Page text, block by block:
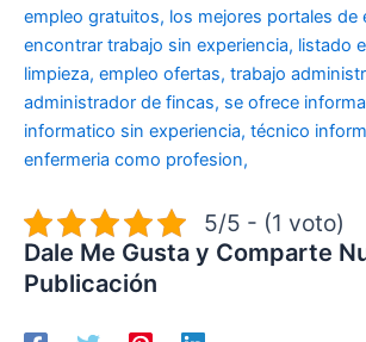
empleo gratuitos, los mejores portales de
encontrar trabajo sin experiencia, listado
limpieza, empleo ofertas, trabajo
administrador de fincas, se ofrece
informatico sin experiencia, técnico
enfermeria como profesion,
5/5 - (1 voto)
Dale Me Gusta y Comparte
Publicación